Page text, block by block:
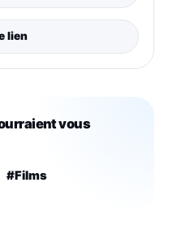
lien
vous
#Films